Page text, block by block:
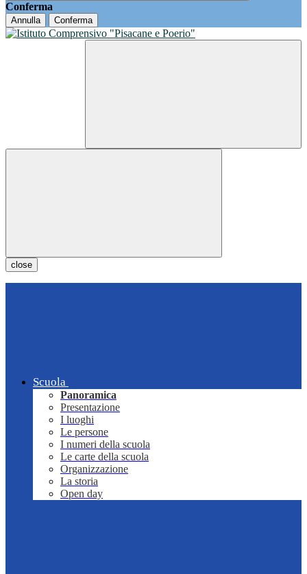
Conferma
Annulla Conferma
close
Scuola
Panoramica
Presentazione
I luoghi
Le persone
I numeri della scuola
Le carte della scuola
Organizzazione
La storia
Open day